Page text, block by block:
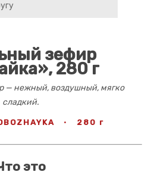
зефир
280 г
— нежный, воздушный, мягко
сладкий.
· 280 г
это